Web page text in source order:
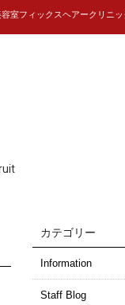
室フィックスヘアークリニッ
カテゴリー
Information
Staff Blog